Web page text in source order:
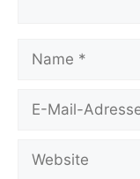
Mail-